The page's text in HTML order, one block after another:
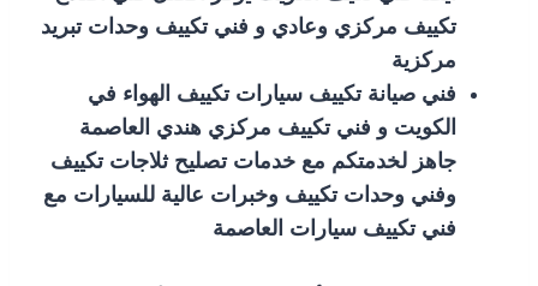
تكييف مركزي وعادي و فني تكييف وحدات تبريد
مركزية
فني صيانة تكييف سيارات تكييف الهواء في
الكويت و فني تكييف مركزي هندي العاصمة
جاهز لخدمتكم مع خدمات تصليح ثلاجات تكييف
وفني وحدات تكييف وخبرات عالية للسيارات مع
فني تكييف سيارات العاصمة